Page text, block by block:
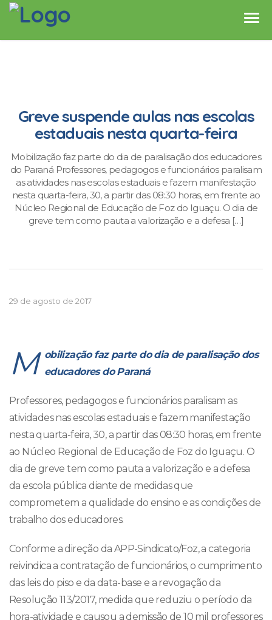
Greve suspende aulas nas escolas
estaduais nesta quarta-feira
Mobilização faz parte do dia de paralisação dos educadores
do Paraná Professores, pedagogos e funcionários paralisam
as atividades nas escolas estaduais e fazem manifestação
nesta quarta-feira, 30, a partir das 08:30 horas, em frente ao
Núcleo Regional de Educação de Foz do Iguaçu. O dia de
greve tem como pauta a valorização e a defesa […]
29 de agosto de 2017
M obilização faz parte do dia de paralisação dos
educadores do Paraná
Professores, pedagogos e funcionários paralisam as
atividades nas escolas estaduais e fazem manifestação
nesta quarta-feira, 30, a partir das 08:30 horas, em frente
ao Núcleo Regional de Educação de Foz do Iguaçu. O
dia de greve tem como pauta a valorização e a defesa
da escola pública diante de medidas que
comprometem a qualidade do ensino e as condições de
trabalho dos educadores.
Conforme a direção da APP-Sindicato/Foz, a categoria
reivindica a contratação de funcionários, o cumprimento
das leis do piso e da data-base e a revogação da
Resolução 113/2017, medida que reduziu o período da
hora-atividade e causou a demissão de 10 mil professores